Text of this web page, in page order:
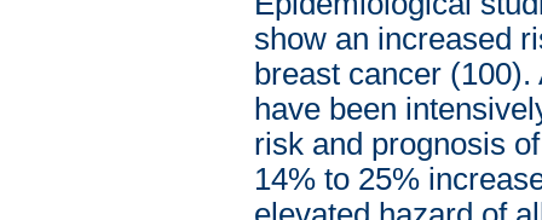
show an increased
breast cancer
have been
risk and prognosis
14% to 25%